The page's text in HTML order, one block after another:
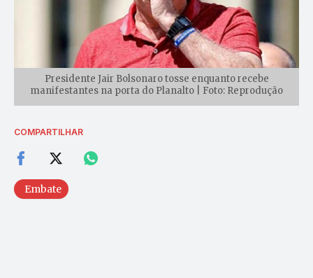
Presidente Jair Bolsonaro tosse enquanto recebe
manifestantes na porta do Planalto | Foto: Reprodução
COMPARTILHAR
Embate